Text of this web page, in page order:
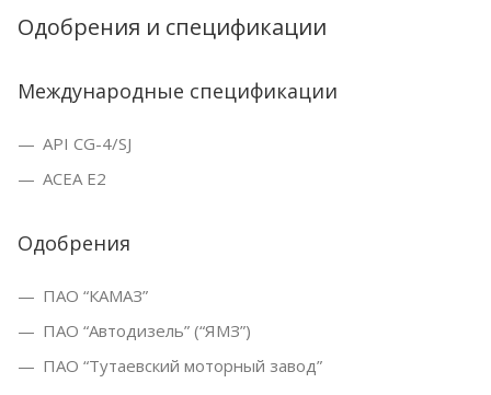
Одобрения и спецификации
Международные спецификации
API CG-4/SJ
ACEA E2
Одобрения
ПАО “КАМАЗ”
ПАО “Автодизель” (“ЯМЗ”)
ПАО “Тутаевский моторный завод”